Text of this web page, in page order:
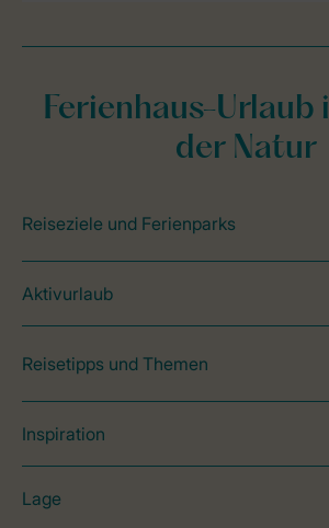
Ferienhaus-Urlaub
der Natur
Reiseziele und Ferienparks
Aktivurlaub
Reisetipps und Themen
Inspiration
Lage